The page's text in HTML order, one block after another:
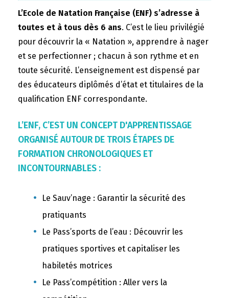
L’Ecole de Natation Française (ENF) s’adresse à
toutes et à tous dès 6 ans. C’est le lieu privilégié
pour découvrir la « Natation », apprendre à nager
et se perfectionner ; chacun à son rythme et en
toute sécurité. L’enseignement est dispensé par
des éducateurs diplômés d’état et titulaires de la
qualification ENF correspondante.
L’ENF, C’EST UN CONCEPT D'APPRENTISSAGE
ORGANISÉ AUTOUR DE TROIS ÉTAPES DE
FORMATION CHRONOLOGIQUES ET
INCONTOURNABLES :
Le Sauv’nage : Garantir la sécurité des
pratiquants
Le Pass’sports de l’eau : Découvrir les
pratiques sportives et capitaliser les
habiletés motrices
Le Pass’compétition : Aller vers la